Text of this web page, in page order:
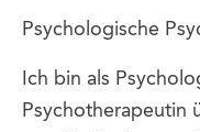
Psychologische
Ich bin als
Psychotherapeutin